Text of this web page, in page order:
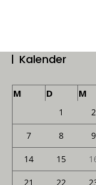
Kalender
M D M
1 2
7 8 9
14 15
21 22